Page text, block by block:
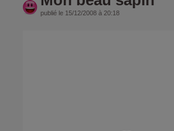
publié le 15/12/2008 à 20:18